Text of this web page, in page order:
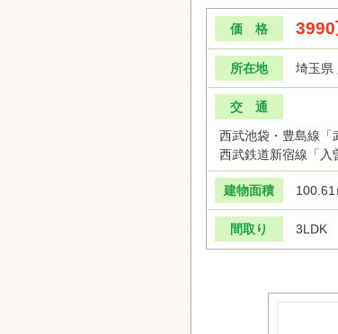
価 格 3990
所在地 埼玉県
交 通
西武池袋・豊島線「
西武鉄道新宿線「入
建物面積 100.61
間取り 3LDK